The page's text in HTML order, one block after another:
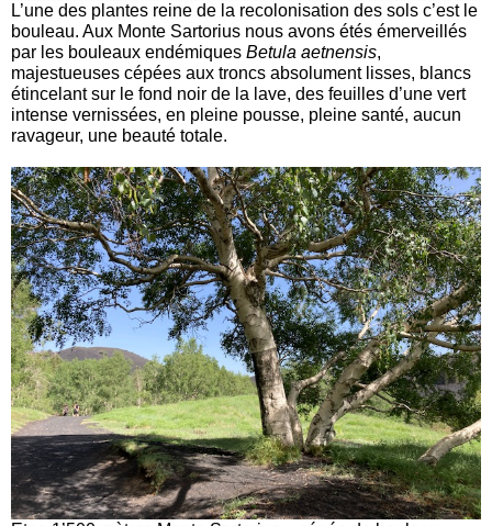
L’une des plantes reine de la recolonisation des sols c’est le
bouleau. Aux Monte Sartorius nous avons étés émerveillés
par les bouleaux endémiques Betula aetnensis,
majestueuses cépées aux troncs absolument lisses, blancs
étincelant sur le fond noir de la lave, des feuilles d’une vert
intense vernissées, en pleine pousse, pleine santé, aucun
ravageur, une beauté totale.